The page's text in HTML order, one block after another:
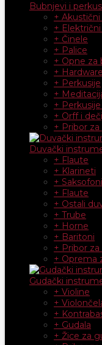
Bubnjevi i
+
+
+ Činele
+ Palice
+ Opne za
+
+ Perkusije
+
+
+ Orff i
+ Pribor
Duvački
+ Flaute
+ Klarineti
+ Saksofoni
+ Flaute
+ Ostali
+ Trube
+ Horne
+ Baritoni
+ Pribor
+ Oprema
Gudački
+ Violine
+
+
+ Gudala
+ Žice za